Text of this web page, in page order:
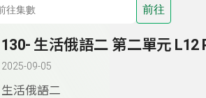
前往
130- 生活俄語二 第二單元 L12
2025-09-05
生活俄語二